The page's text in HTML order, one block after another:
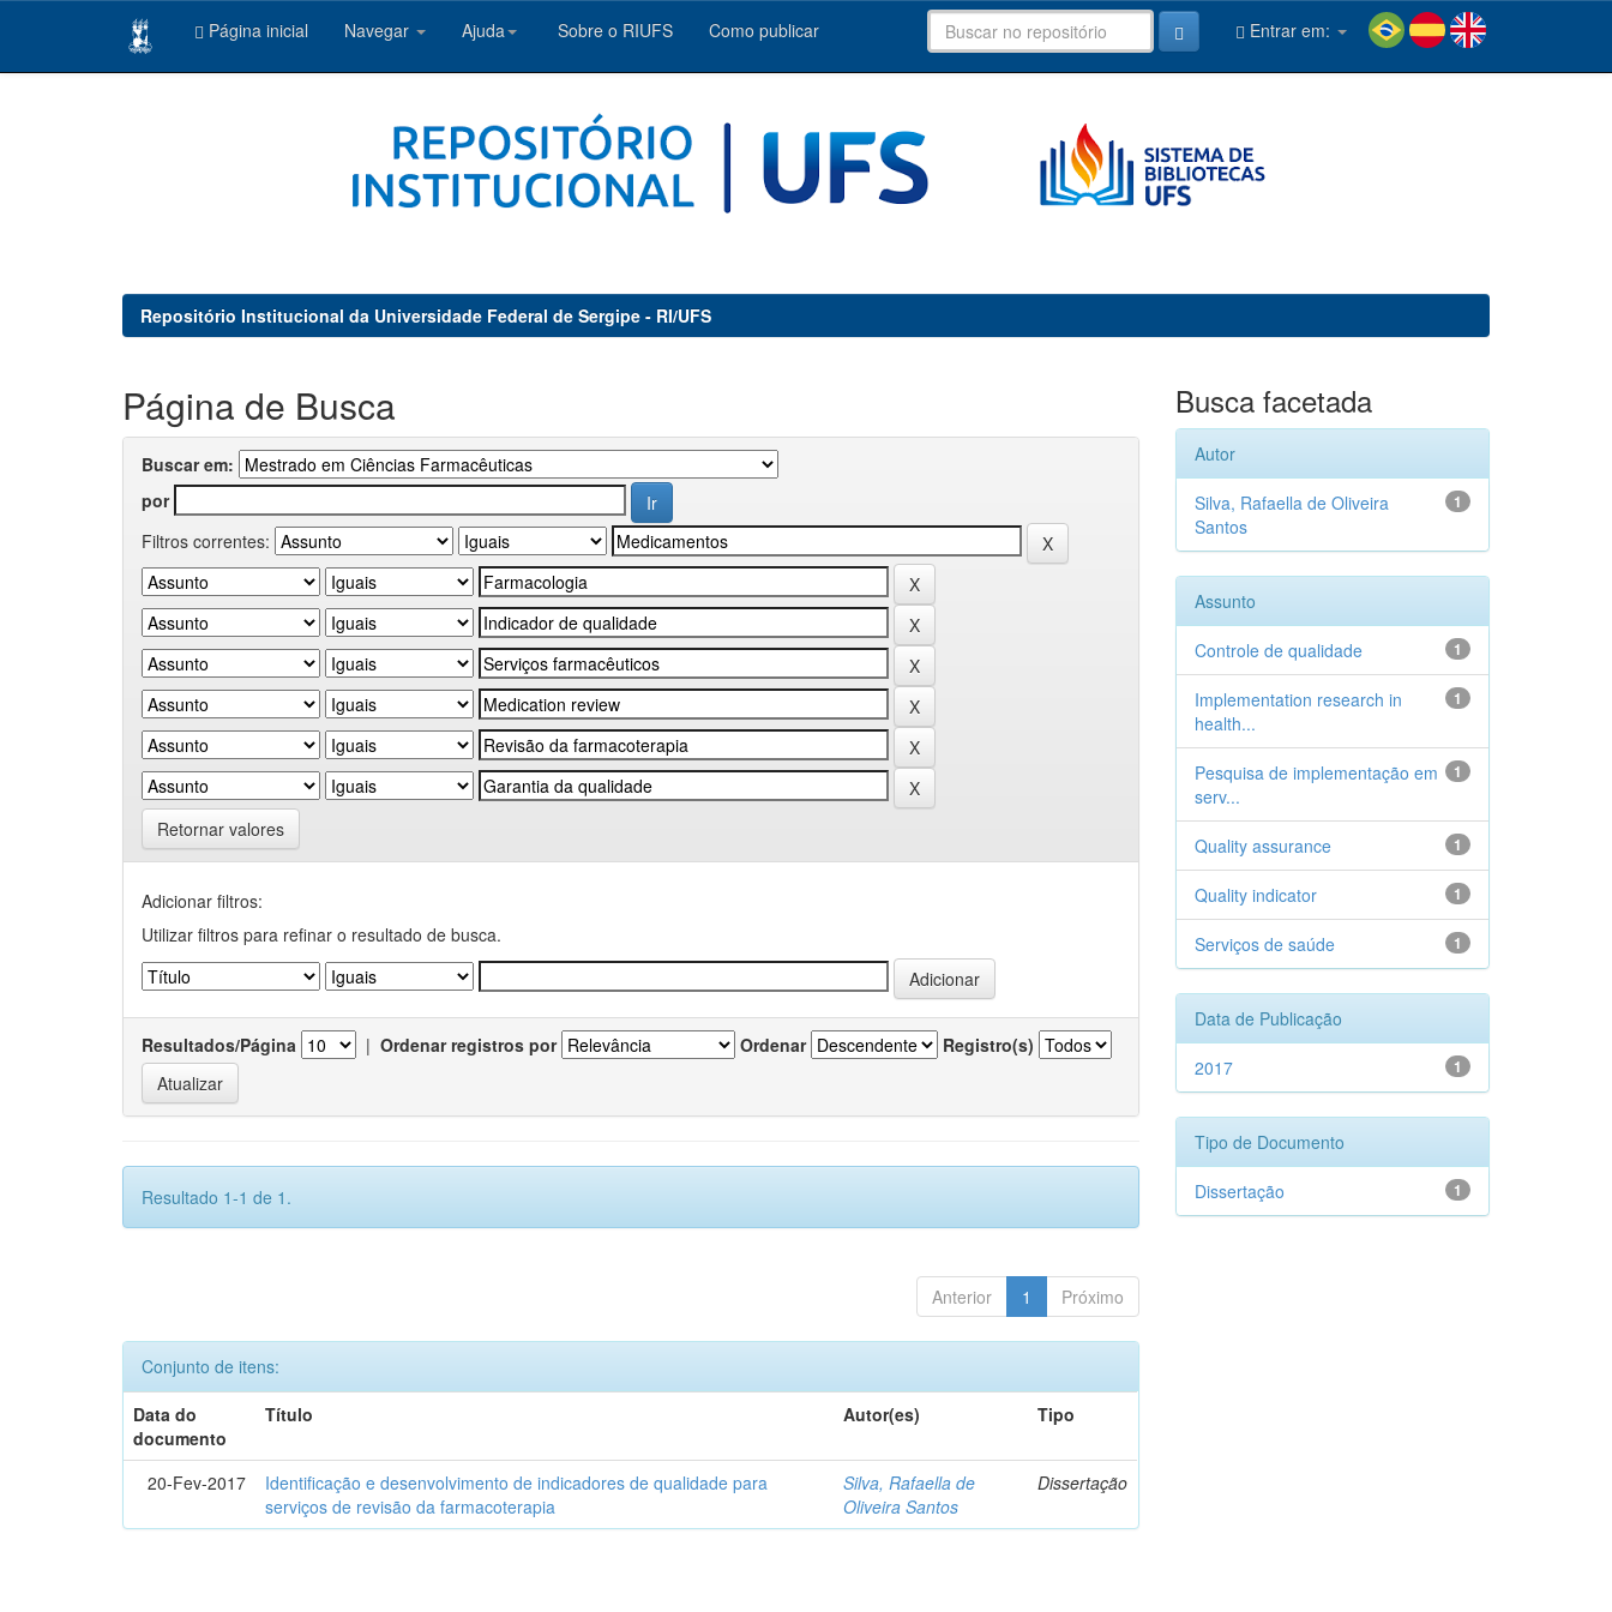
Página inicial Navegar Ajuda Sobre o RIUFS Como publicar Entrar em:
Repositório Institucional da Universidade Federal de Sergipe - RI/UFS
Página de Busca
Buscar em:
por
Filtros correntes:
Retornar valores
Adicionar filtros:
Utilizar filtros para refinar o resultado de busca.
Resultados/Página | Ordenar registros por Ordenar Registro(s)
Resultado 1-1 de 1.
Anterior 1 Próximo
Conjunto de itens:
Data do
documento
Título Autor(es) Tipo
20-Fev-2017
Identificação e desenvolvimento de indicadores de qualidade para
serviços de revisão da farmacoterapia
Silva, Rafaella de
Oliveira Santos
Dissertação
Busca facetada
Autor
1
Silva, Rafaella de Oliveira
Santos
Assunto
1
Controle de qualidade
1
Implementation research in
health...
1
Pesquisa de implementação em
serv...
1
Quality assurance
1
Quality indicator
1
Serviços de saúde
Data de Publicação
1
2017
Tipo de Documento
1
Dissertação